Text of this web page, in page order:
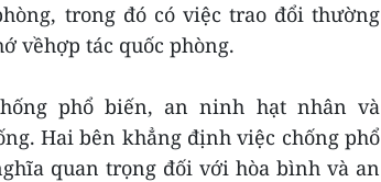
trong đó có việc trao đổi thường
vềhợp tác quốc phòng.
phổ biến, an ninh hạt nhân và
Hai bên khẳng định việc chống phổ
quan trọng đối với hòa bình và an